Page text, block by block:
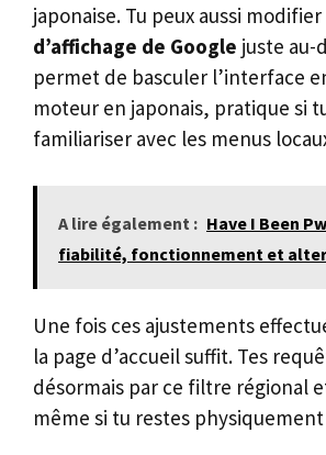
japonaise. Tu peux aussi modifier
d’affichage de Google juste au-
permet de basculer l’interface
moteur en japonais, pratique si
familiariser avec les menus
A lire également : Have I Been
fiabilité, fonctionnement et
Une fois ces ajustements
la page d’accueil suffit. Tes
désormais par ce filtre régional
même si tu restes